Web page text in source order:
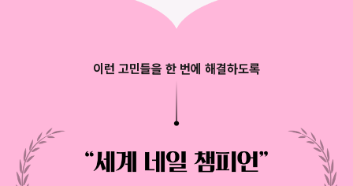
이런 고민들을 한 번에 해결하도록